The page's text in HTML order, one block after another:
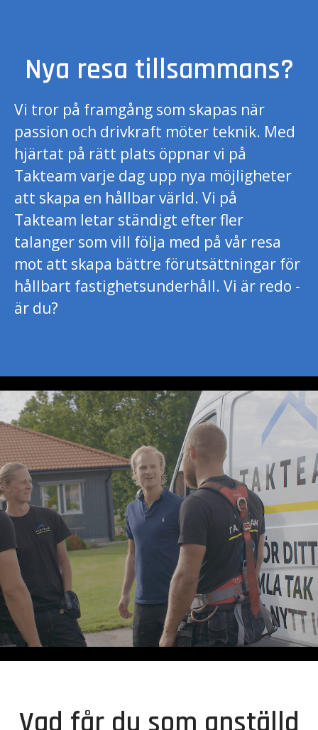
Nya resa tillsammans?
Vi tror på framgång som skapas när
passion och drivkraft möter teknik. Med
hjärtat på rätt plats öppnar vi på
Takteam varje dag upp nya möjligheter
att skapa en hållbar värld. Vi på
Takteam letar ständigt efter fler
talanger som vill följa med på vår resa
mot att skapa bättre förutsättningar för
hållbart fastighetsunderhåll. Vi är redo -
är du?